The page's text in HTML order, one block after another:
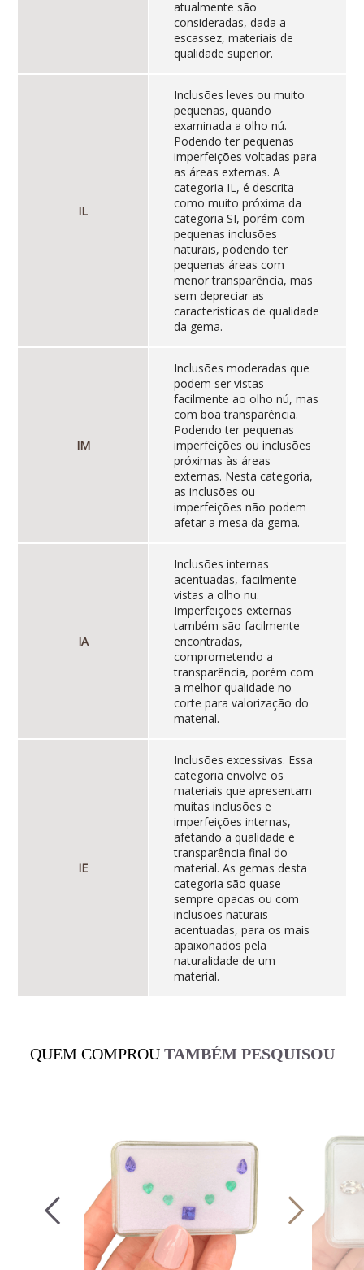
atualmente são
consideradas, dada a
escassez, materiais de
qualidade superior.
IL
Inclusões leves ou muito
pequenas, quando
examinada a olho nú.
Podendo ter pequenas
imperfeições voltadas para
as áreas externas. A
categoria IL, é descrita
como muito próxima da
categoria SI, porém com
pequenas inclusões
naturais, podendo ter
pequenas áreas com
menor transparência, mas
sem depreciar as
características de qualidade
da gema.
IM
Inclusões moderadas que
podem ser vistas
facilmente ao olho nú, mas
com boa transparência.
Podendo ter pequenas
imperfeições ou inclusões
próximas às áreas
externas. Nesta categoria,
as inclusões ou
imperfeições não podem
afetar a mesa da gema.
IA
Inclusões internas
acentuadas, facilmente
vistas a olho nu.
Imperfeições externas
também são facilmente
encontradas,
comprometendo a
transparência, porém com
a melhor qualidade no
corte para valorização do
material.
IE
Inclusões excessivas. Essa
categoria envolve os
materiais que apresentam
muitas inclusões e
imperfeições internas,
afetando a qualidade e
transparência final do
material. As gemas desta
categoria são quase
sempre opacas ou com
inclusões naturais
acentuadas, para os mais
apaixonados pela
naturalidade de um
material.
QUEM COMPROU TAMBÉM PESQUISOU